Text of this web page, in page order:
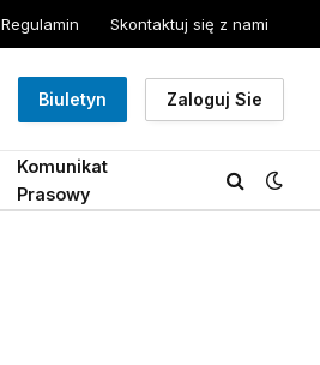
Regulamin Skontaktuj się z nami
Biuletyn Zaloguj Sie
Komunikat
Prasowy